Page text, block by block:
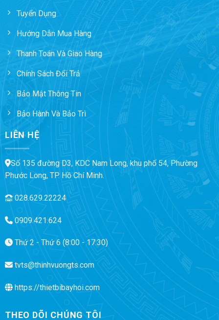
Tuyển Dụng
Hướng Dẫn Mua Hàng
Thanh Toán Và Giao Hàng
Chính Sách Đổi Trả
Bảo Mật Thông Tin
Bảo Hành Và Bảo Trì
LIÊN HỆ
Số 135 đường D3, KDC Nam Long, khu phố 54, Phường
Phước Long, TP. Hồ Chí Minh.
028.629.22224
0909.421.624
Thứ 2 - Thứ 6 (8:00 - 17:30)
tvts@thinhvuongts.com
https://thietbibayhoi.com
THEO DÕI CHÚNG TÔI